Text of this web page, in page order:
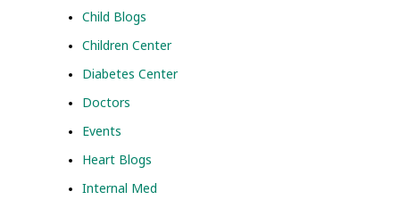
Child Blogs
Children Center
Diabetes Center
Doctors
Events
Heart Blogs
Internal Med